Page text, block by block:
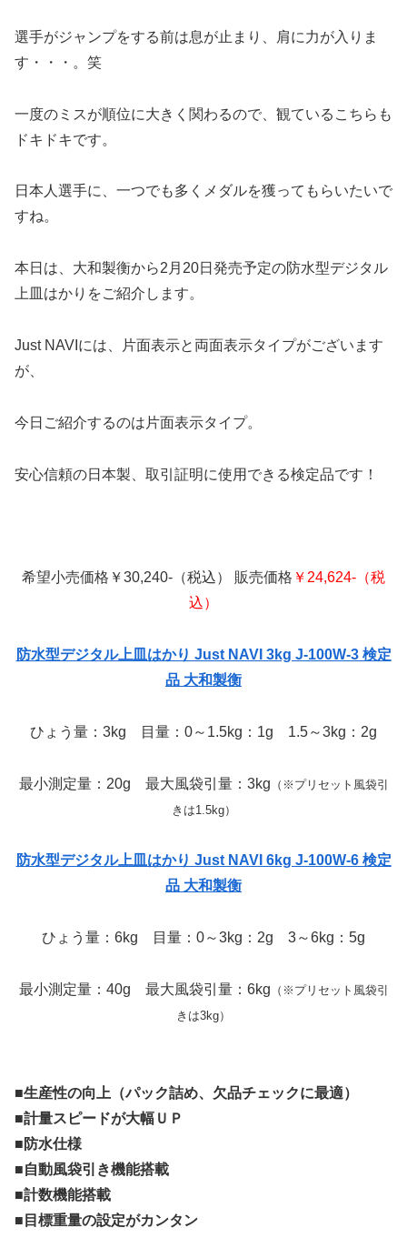
選手がジャンプをする前は息が止まり、肩に力が入りま
す・・・。笑
一度のミスが順位に大きく関わるので、観ているこちらも
ドキドキです。
日本人選手に、一つでも多くメダルを獲ってもらいたいで
すね。
本日は、大和製衡から2月20日発売予定の防水型デジタル
上皿はかりをご紹介します。
Just NAVIには、片面表示と両面表示タイプがございます
が、
今日ご紹介するのは片面表示タイプ。
安心信頼の日本製、取引証明に使用できる検定品です！
希望小売価格￥30,240-（税込） 販売価格 ￥24,624-（税
込）
防水型デジタル上皿はかり Just NAVI 3kg J-100W-3 検定
品 大和製衡
ひょう量：3kg 目量：0～1.5kg：1g 1.5～3kg：2g
最小測定量：20g 最大風袋引量：3kg （※プリセット風袋引
きは1.5kg）
防水型デジタル上皿はかり Just NAVI 6kg J-100W-6 検定
品 大和製衡
ひょう量：6kg 目量：0～3kg：2g 3～6kg：5g
最小測定量：40g 最大風袋引量：6kg （※プリセット風袋引
きは3kg）
■生産性の向上（パック詰め、欠品チェックに最適）
■計量スピードが大幅ＵＰ
■防水仕様
■自動風袋引き機能搭載
■計数機能搭載
■目標重量の設定がカンタン